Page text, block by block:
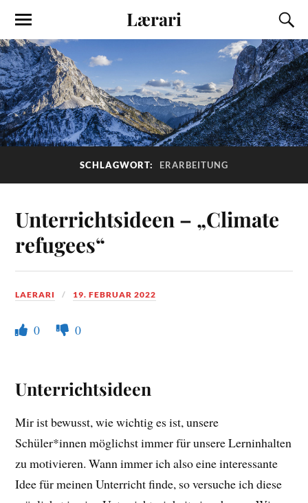
Lærari
SCHLAGWORT: ERARBEITUNG
Unterrichtsideen – „Climate
refugees“
LAERARI 19. FEBRUAR 2022
0 0
Unterrichtsideen
Mir ist bewusst, wie wichtig es ist, unsere
Schüler*innen möglichst immer für unsere Lerninhalten
zu motivieren. Wann immer ich also eine interessante
Idee für meinen Unterricht finde, so versuche ich diese